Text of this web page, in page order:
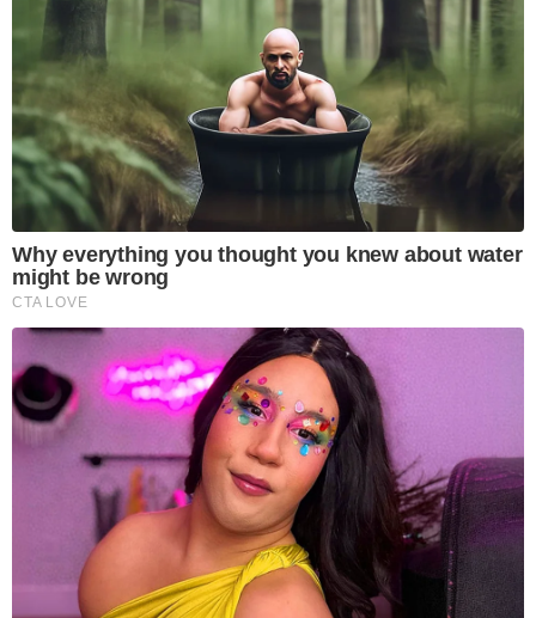
Why everything you thought you knew about water
might be wrong
CTA LOVE